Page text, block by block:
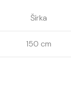
Šírka
150 cm